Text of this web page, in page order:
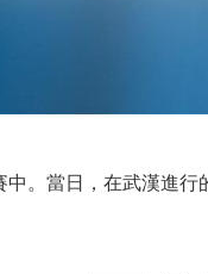
。當日，在武漢進